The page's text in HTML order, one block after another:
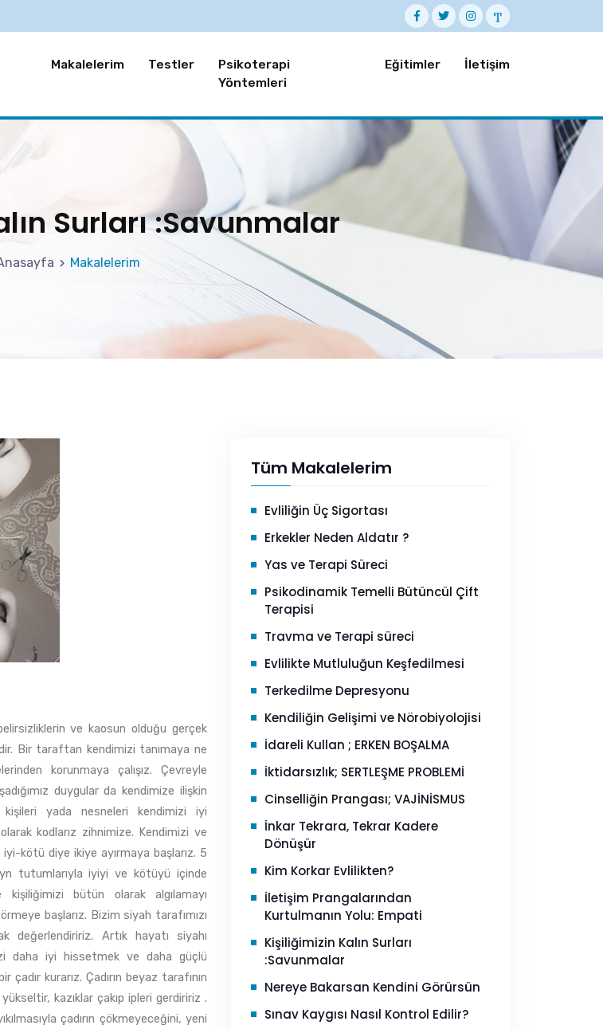
Makalelerim Testler
Psikoterapi
Yöntemleri
Eğitimler İletişim
Surları :Savunmalar
Makalelerim
ve kaosun olduğu gerçek
Bir taraftan kendimizi tanımaya ne
korunmaya çalışız. Çevreyle
duygular da kendimize ilişkin
yada nesneleri kendimizi iyi
kodlarız zihnimize. Kendimizi ve
kötü diye ikiye ayırmaya başlarız. 5
tutumlarıyla iyiyi ve kötüyü içinde
kişiliğimizi bütün olarak algılamayı
başlarız. Bizim siyah tarafımızı
değerlendiririz. Artık hayatı siyahı
daha iyi hissetmek ve daha güçlü
kurarız. Çadırın beyaz tarafının
kazıklar çakıp ipleri gerdiririz .
çadırın çökmeyeceğini, yeni
Tüm Makalelerim
Evliliğin Üç Sigortası
Erkekler Neden Aldatır ?
Yas ve Terapi Süreci
Psikodinamik Temelli Bütüncül Çift
Terapisi
Travma ve Terapi süreci
Evlilikte Mutluluğun Keşfedilmesi
Terkedilme Depresyonu
Kendiliğin Gelişimi ve Nörobiyolojisi
İdareli Kullan ; ERKEN BOŞALMA
İktidarsızlık; SERTLEŞME PROBLEMİ
Cinselliğin Prangası; VAJİNİSMUS
İnkar Tekrara, Tekrar Kadere
Dönüşür
Kim Korkar Evlilikten?
İletişim Prangalarından
Kurtulmanın Yolu: Empati
Kişiliğimizin Kalın Surları
:Savunmalar
Nereye Bakarsan Kendini Görürsün
Sınav Kaygısı Nasıl Kontrol Edilir?